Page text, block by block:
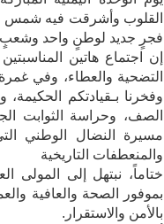
القلوب وأشرقت فيه شمس
فجرٍ جديد لوطنٍ واحد وشعبٍ
​إن اجتماع هاتين
التضحية والعطاء، وفي
وفخرنا بـقيادتكم
الصف، وحراسة الثوابت
مسيرة النضال الوطني
والمنعطفات التاريخية
ختاماً، نبتهل إلى المولى
بموفور الصحة والعافية
بالأمن والاستقرار.